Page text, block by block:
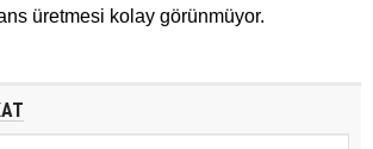
üretmesi kolay görünmüyor.